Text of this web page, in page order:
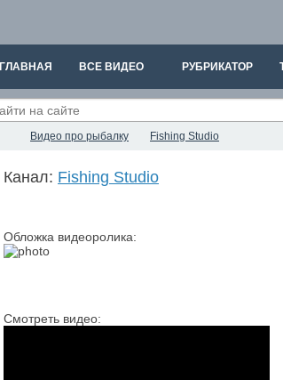
ГЛАВНАЯ ВСЕ ВИДЕО РУБРИКАТОР
Видео про рыбалку Fishing Studio
Канал: Fishing Studio
Обложка видеоролика:
Смотреть видео: